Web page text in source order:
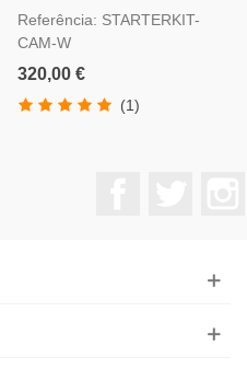
Referência: STARTERKIT-
CAM-W
320,00 €
(1)